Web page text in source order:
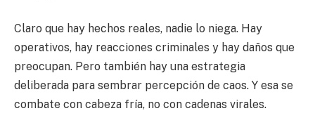
Claro que hay hechos reales, nadie lo niega. Hay
operativos, hay reacciones criminales y hay daños que
preocupan. Pero también hay una estrategia
deliberada para sembrar percepción de caos. Y esa se
combate con cabeza fría, no con cadenas virales.